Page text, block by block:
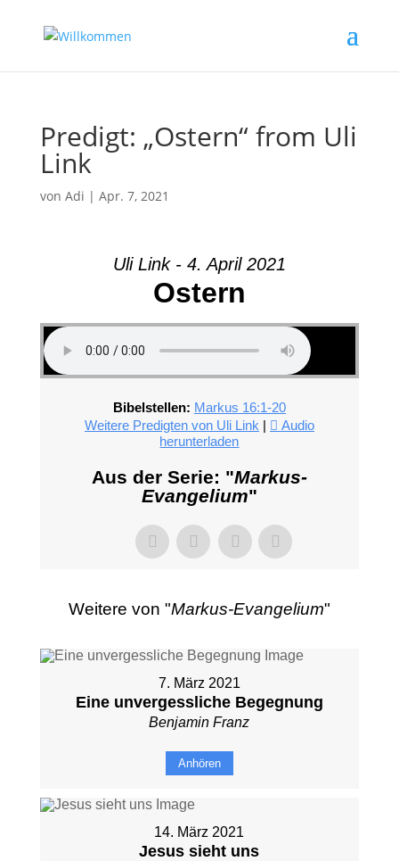
Predigt: „Ostern“ from Uli
Link
von Adi | Apr. 7, 2021
Uli Link - 4. April 2021
Ostern
Bibelstellen: Markus 16:1-20
Weitere Predigten von Uli Link |
Audio
herunterladen
Aus der Serie: "Markus-
Evangelium"
Weitere von "Markus-Evangelium"
7. März 2021
Eine unvergessliche Begegnung
Benjamin Franz
Anhören
14. März 2021
Jesus sieht uns